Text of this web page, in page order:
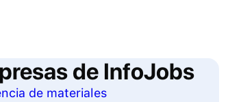
de InfoJobs
de materiales